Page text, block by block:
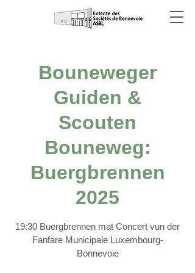
Bouneweger
Guiden &
Scouten
Bouneweg:
Buergbrennen
2025
19:30 Buergbrennen mat Concert vun der
Fanfare Municipale Luxembourg-
Bonnevoie